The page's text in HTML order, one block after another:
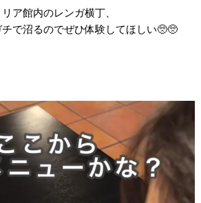
ア館内のレンガ横丁、
で沼るのでぜひ体験してほしい🥺🥺